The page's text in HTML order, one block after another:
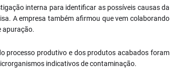
interna para identificar as possíveis causas da
A empresa também afirmou que vem colaborando
apuração.
processo produtivo e dos produtos acabados foram
indicativos de contaminação.